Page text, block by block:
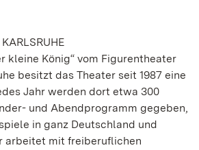
kleine König“ vom Figurentheater
besitzt das Theater seit 1987 eine
Jahr werden dort etwa 300
und Abendprogramm gegeben,
in ganz Deutschland und
arbeitet mit freiberuflichen